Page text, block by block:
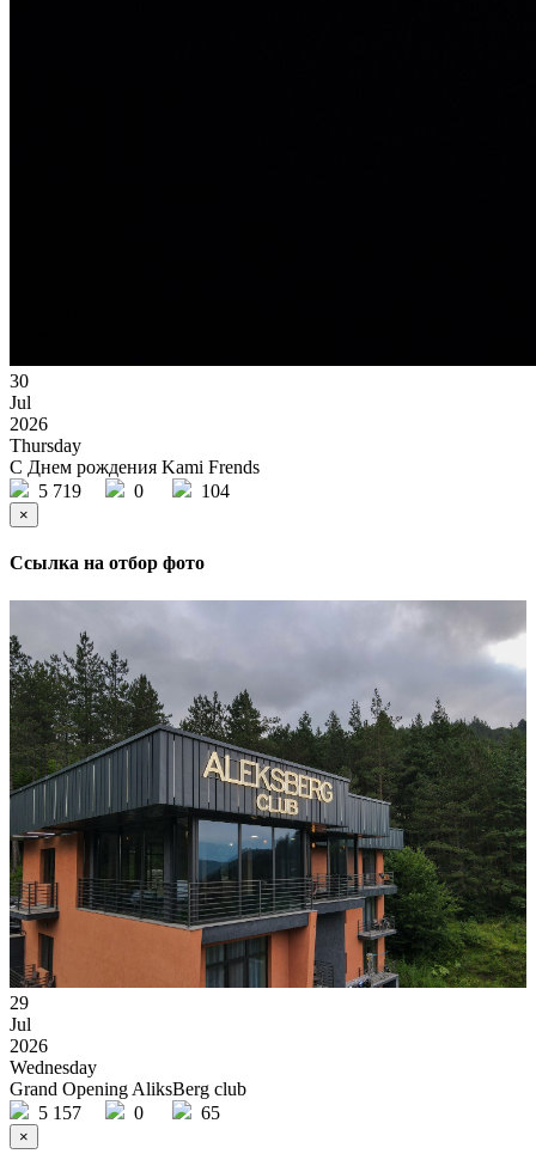
30
Jul
2026
Thursday
С Днем рождения Kami Frends
5 719
0 104
×
Ссылка на отбор фото
29
Jul
2026
Wednesday
Grand Opening AliksBerg club
5 157
0 65
×